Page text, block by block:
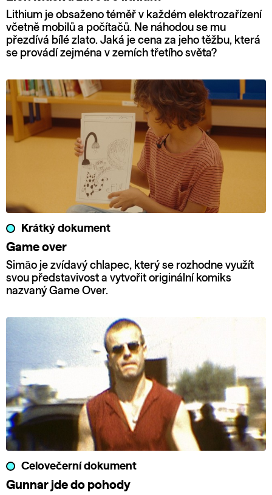
Lithium je obsaženo téměř v každém elektrozařízení
včetně mobilů a počítačů. Ne náhodou se mu
přezdívá bílé zlato. Jaká je cena za jeho těžbu, která
se provádí zejména v zemích třetího světa?
Krátký dokument
Game over
Simão je zvídavý chlapec, který se rozhodne využít
svou představivost a vytvořit originální komiks
nazvaný Game Over.
Celovečerní dokument
Gunnar jde do pohody